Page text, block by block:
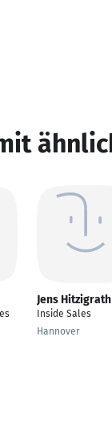
Jens Hitzigrath
Inside Sales
Hannover